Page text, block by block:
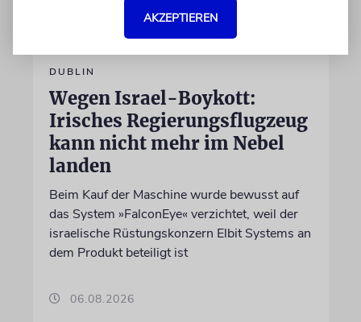
DUBLIN
Wegen Israel-Boykott:
Irisches Regierungsflugzeug
kann nicht mehr im Nebel
landen
Beim Kauf der Maschine wurde bewusst auf
das System »FalconEye« verzichtet, weil der
israelische Rüstungskonzern Elbit Systems an
dem Produkt beteiligt ist
06.08.2026
AKZEPTIEREN